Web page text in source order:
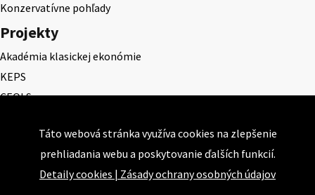
Konzervatívne pohľady
Projekty
Akadémia klasickej ekonómie
KEPS
CEQLS
Cena Ernesta Valka
Študentská esej
Deň daňového odbremenenia
Táto webová stránka využíva cookies na zlepšenie
prehliadania webu a poskytovanie ďalších funkcií.
Detaily cookies | Zásady ochrany osobných údajov